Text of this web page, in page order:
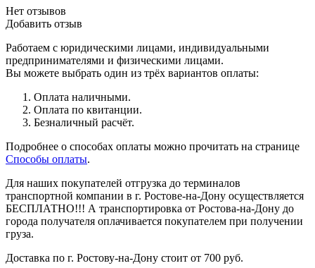
Нет отзывов
Добавить отзыв
Работаем с юридическими лицами, индивидуальными
предпринимателями и физическими лицами.
Вы можете выбрать один из трёх вариантов оплаты:
Оплата наличными.
Оплата по квитанции.
Безналичный расчёт.
Подробнее о способах оплаты можно прочитать на странице
Способы оплаты.
Для наших покупателей отгрузка до терминалов
транспортной компании в г. Ростове-на-Дону осуществляется
БЕСПЛАТНО!!! А транспортировка от Ростова-на-Дону до
города получателя оплачивается покупателем при получении
груза.
Доставка по г. Ростову-на-Дону стоит от 700 руб.